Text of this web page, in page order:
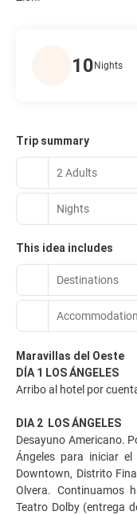
10 Nights
Trip summary
2 Adults
Nights
This idea includes
Destinations
Maravillas del Oeste
DÍA 1 LOS ÁNGELES
Arribo al hotel por
DIA 2 LOS ÁNGELES
Desayuno Americano.
Ángeles para iniciar
Downtown, Distrito
Olvera. Continuamos
Teatro Dolby (entrega